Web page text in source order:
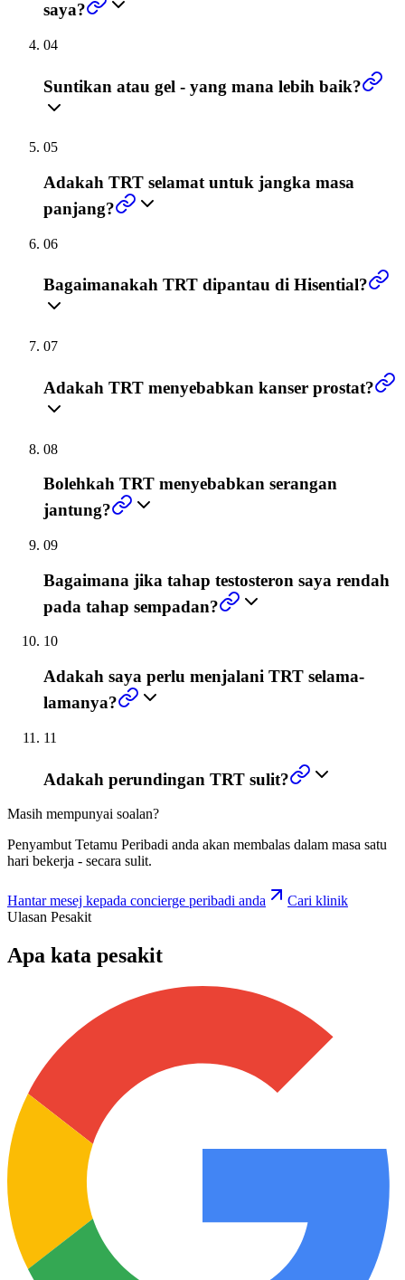
saya?
04
Suntikan atau gel - yang mana lebih baik?
05
Adakah TRT selamat untuk jangka masa
panjang?
06
Bagaimanakah TRT dipantau di Hisential?
07
Adakah TRT menyebabkan kanser prostat?
08
Bolehkah TRT menyebabkan serangan
jantung?
09
Bagaimana jika tahap testosteron saya rendah
pada tahap sempadan?
10
Adakah saya perlu menjalani TRT selama-
lamanya?
11
Adakah perundingan TRT sulit?
Masih mempunyai soalan?
Penyambut Tetamu Peribadi anda akan membalas dalam masa satu
hari bekerja - secara sulit.
Hantar mesej kepada concierge peribadi anda
Cari klinik
Ulasan Pesakit
Apa kata pesakit